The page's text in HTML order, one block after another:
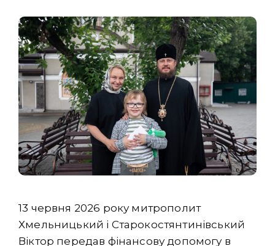
13 червня 2026 року митрополит
Хмельницький і Старокостянтинівський
Віктор передав фінансову допомогу в